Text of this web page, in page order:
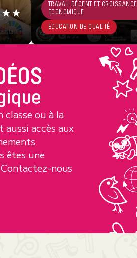
TRAVAIL DÉCENT ET CROISSANCE
ÉCONOMIQUE
ÉDUCATION DE QUALITÉ
TRAVAIL DÉCENT ET CROISSANCE
ÉCONOMIQUE
ÉDUCATION DE QUALITÉ
ou à la
aussi accès aux
êtes une
nous